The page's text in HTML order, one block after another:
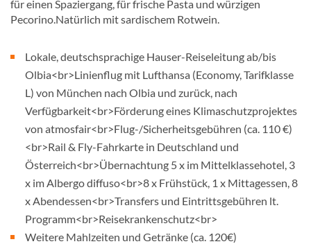
für einen Spaziergang, für frische Pasta und würzigen
Pecorino.Natürlich mit sardischem Rotwein.
Lokale, deutschsprachige Hauser-Reiseleitung ab/bis
Olbia<br>Linienflug mit Lufthansa (Economy, Tarifklasse
L) von München nach Olbia und zurück, nach
Verfügbarkeit<br>Förderung eines Klimaschutzprojektes
von atmosfair<br>Flug-/Sicherheitsgebühren (ca. 110 €)
<br>Rail & Fly-Fahrkarte in Deutschland und
Österreich<br>Übernachtung 5 x im Mittelklassehotel, 3
x im Albergo diffuso<br>8 x Frühstück, 1 x Mittagessen, 8
x Abendessen<br>Transfers und Eintrittsgebühren lt.
Programm<br>Reisekrankenschutz<br>
Weitere Mahlzeiten und Getränke (ca. 120€)